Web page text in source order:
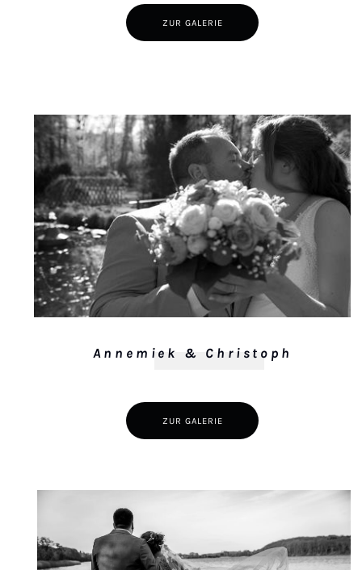
ZUR GALERIE
Annemiek & Christoph
ZUR GALERIE